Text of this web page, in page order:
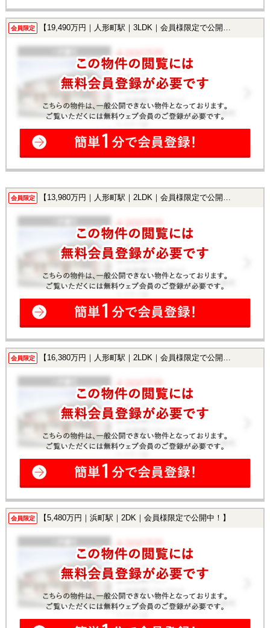
会員限定 【19,490万円｜人形町駅｜3LDK｜会員様限定で公開中！】
会員限定 【13,980万円｜人形町駅｜2LDK｜会員様限定で公開中！】
会員限定 【16,380万円｜人形町駅｜2LDK｜会員様限定で公開中！】
会員限定 【5,480万円｜浜町駅｜2DK｜会員様限定で公開中！】